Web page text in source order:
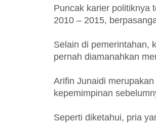
Puncak karier politiknya
2010 – 2015,
Selain di pemerintahan,
pernah diamanahkan
Arifin Junaidi
kepemimpinan
Seperti diketahui, pria